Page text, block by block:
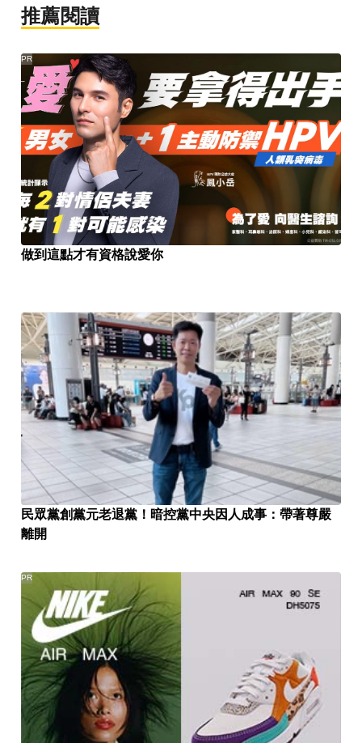
推薦閱讀
做到這點才有資格說愛你
PR
民眾黨創黨元老退黨！暗控黨中央因人成事：帶著尊嚴
離開
PR